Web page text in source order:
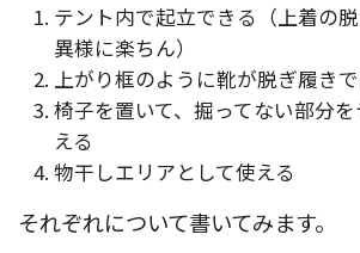
テント内で起立できる（上着の
異様に楽ちん）
上がり框のように靴が脱ぎ履き
椅子を置いて、掘ってない部分
える
物干しエリアとして使える
それぞれについて書いてみます。